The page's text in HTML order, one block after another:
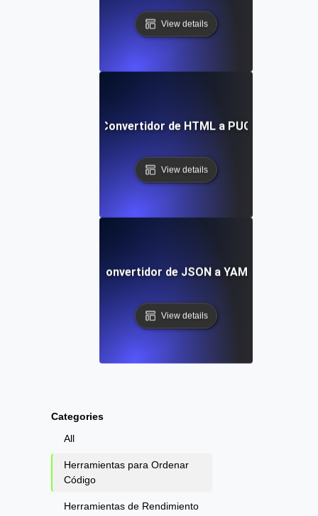
Categories
All
Herramientas para Ordenar
Código
Herramientas de Rendimiento
View details
Convertidor de HTML a PUG
View details
Convertidor de JSON a YAML
View details